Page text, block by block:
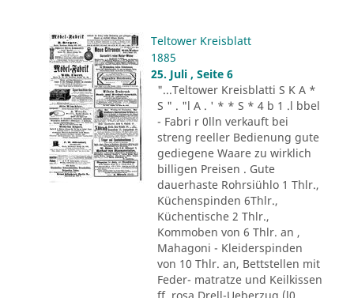
Teltower Kreisblatt
1885
25. Juli , Seite 6
"...Teltower Kreisblatti S K A *
S " . "l A . ' * * S * 4 b 1 .l bbel
- Fabri r 0lln verkauft bei
streng reeller Bedienung gute
gediegene Waare zu wirklich
billigen Preisen . Gute
dauerhaste Rohrsiühlo 1 Thlr.,
Küchenspinden 6Thlr.,
Küchentische 2 Thlr.,
Kommoben von 6 Thlr. an ,
Mahagoni - Kleiderspinden
von 10 Thlr. an, Bettstellen mit
Feder- matratze und Keilkissen